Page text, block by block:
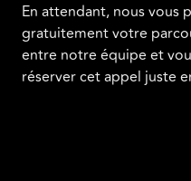
En attendant, nous vous
gratuitement votre
entre notre équipe et
réserver cet appel juste